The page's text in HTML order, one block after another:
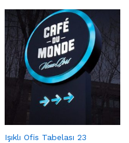
Işıklı Ofis Tabelası 23